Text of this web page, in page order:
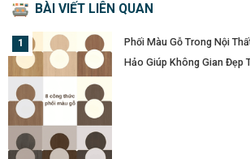
BÀI VIẾT LIÊN QUAN
Phối Màu Gỗ Trong Nội
Hảo Giúp Không Gian Đẹp